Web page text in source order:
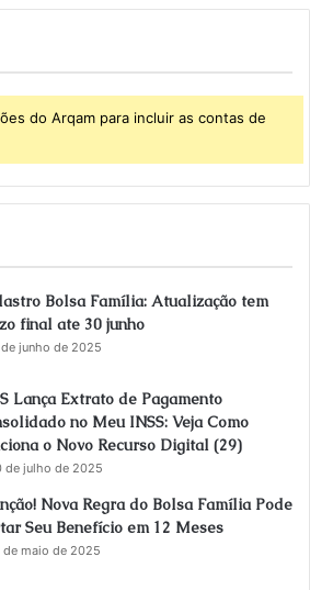
do Arqam para incluir as contas de
Bolsa Família: Atualização tem
final ate 30 junho
de junho de 2025
Lança Extrato de Pagamento
no Meu INSS: Veja Como
o Novo Recurso Digital (29)
de julho de 2025
Nova Regra do Bolsa Família Pode
Seu Benefício em 12 Meses
de maio de 2025